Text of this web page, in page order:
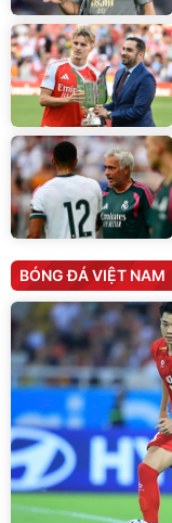
BÓNG ĐÁ VIỆT NAM